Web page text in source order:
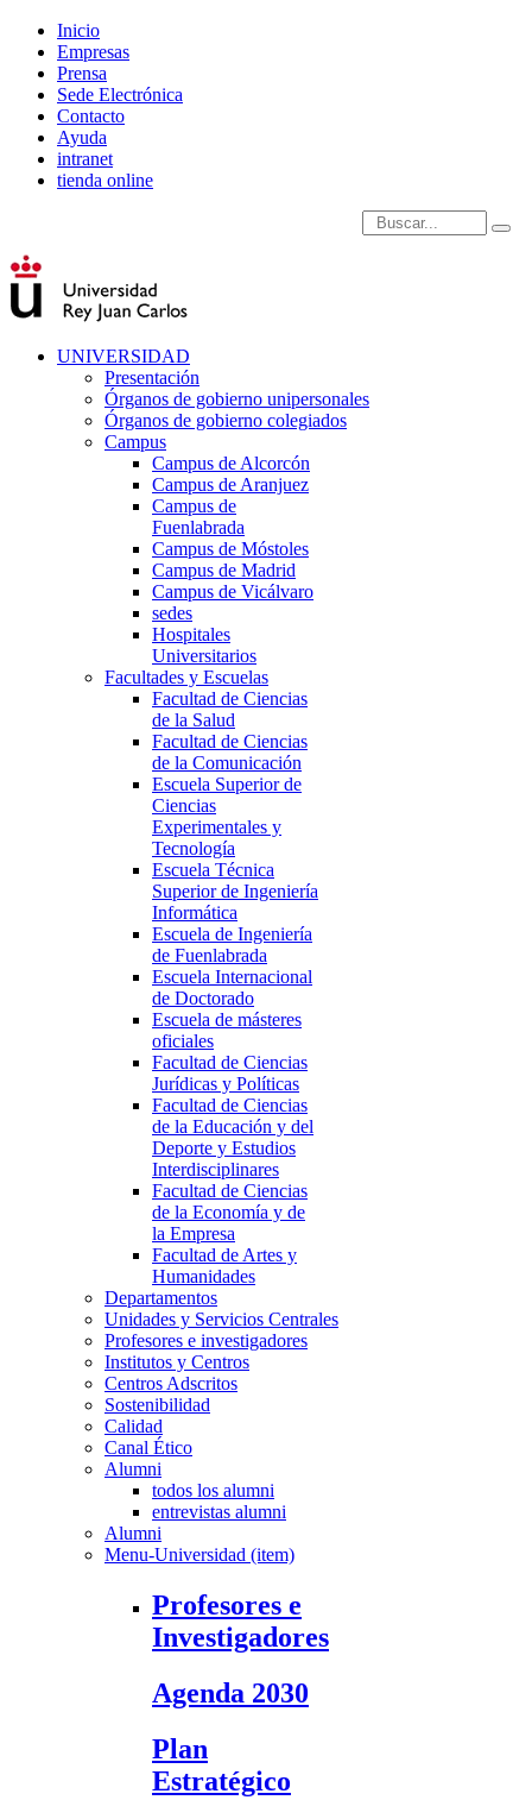
Inicio
Empresas
Prensa
Sede Electrónica
Contacto
Ayuda
intranet
tienda online
Introduce términos de
UNIVERSIDAD
Presentación
Órganos de gobierno unipersonales
Órganos de gobierno colegiados
Campus
Campus de Alcorcón
Campus de Aranjuez
Campus de
Fuenlabrada
Campus de Móstoles
Campus de Madrid
Campus de Vicálvaro
sedes
Hospitales
Universitarios
Facultades y Escuelas
Facultad de Ciencias
de la Salud
Facultad de Ciencias
de la Comunicación
Escuela Superior de
Ciencias
Experimentales y
Tecnología
Escuela Técnica
Superior de Ingeniería
Informática
Escuela de Ingeniería
de Fuenlabrada
Escuela Internacional
de Doctorado
Escuela de másteres
oficiales
Facultad de Ciencias
Jurídicas y Políticas
Facultad de Ciencias
de la Educación y del
Deporte y Estudios
Interdisciplinares
Facultad de Ciencias
de la Economía y de
la Empresa
Facultad de Artes y
Humanidades
Departamentos
Unidades y Servicios Centrales
Profesores e investigadores
Institutos y Centros
Centros Adscritos
Sostenibilidad
Calidad
Canal Ético
Alumni
todos los alumni
entrevistas alumni
Alumni
Menu-Universidad (item)
Profesores e
Investigadores
Agenda 2030
Plan
Estratégico